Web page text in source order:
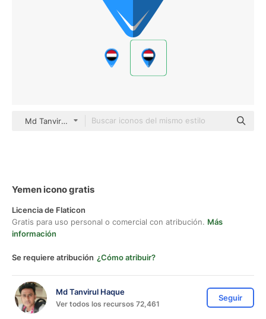
Md Tanvirul Haque Flat
Yemen icono gratis
Licencia de Flaticon
Gratis para uso personal o comercial con atribución. Más
información
Se requiere atribución ¿Cómo atribuir?
Md Tanvirul Haque
Ver todos los recursos 72,461
Seguir